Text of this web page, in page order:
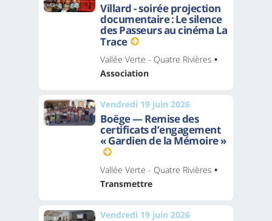
Villard - soirée projection
documentaire : Le silence
des Passeurs au cinéma La
Trace
Vallée Verte - Quatre Rivières •
Association
Vendredi 19 juin 2026
Boëge — Remise des
certificats d’engagement
« Gardien de la Mémoire »
Vallée Verte - Quatre Rivières •
Transmettre
Vendredi 19 juin 2026